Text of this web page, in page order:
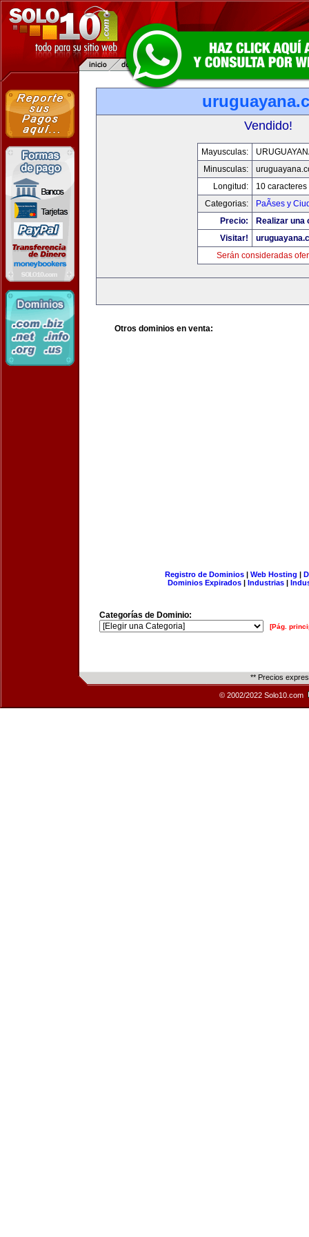
Vendido!
Mayusculas:
Minusculas:
Longitud:
10 caracteres
Categorias:
PaÃ­ses y
Precio:
Realizar una
Visitar!
Serán consideradas
Otros dominios en venta:
Registro de Dominios| Web Hosting |
Dominios Expirados | Industrias |
Categorías de Dominio:
[Pág.
** Precios
© 2002/2022 Solo10.com